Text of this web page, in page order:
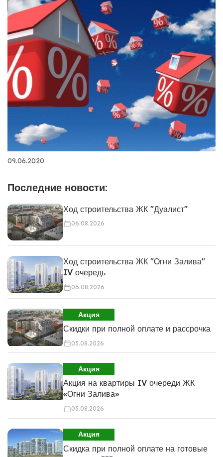
09.06.2020
Последние новости:
Ход строительства ЖК "Дуалист"
06.08.2026
Ход строительства ЖК "Огни Залива"
IV очередь
06.08.2026
Акция
Скидки при полной оплате и рассрочка
03.08.2026
Акция
Акция на квартиры IV очереди ЖК
«Огни Залива»
03.08.2026
Акция
Скидка при полной оплате на готовые